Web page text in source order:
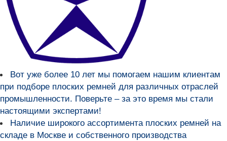
Вот уже более 10 лет мы помогаем нашим клиентам
при подборе плоских ремней для различных отраслей
промышленности. Поверьте – за это время мы стали
настоящими экспертами!
Наличие широкого ассортимента плоских ремней на
складе в Москве и собственного производства